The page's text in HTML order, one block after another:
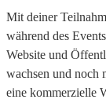
Mit deiner
während des
Website und
wachsen und noch
eine kommerzielle